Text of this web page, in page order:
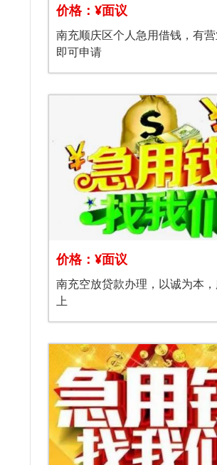
价格：¥面议
南充顺庆区个人急用借钱，有
即可申请
价格：¥面议
南充空放贷款办理，以诚为本
上